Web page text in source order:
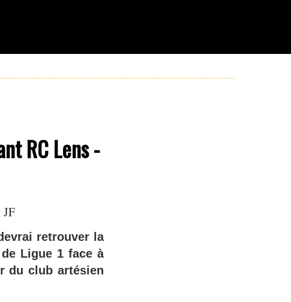
RC Lens -
retrouver la
Ligue 1 face à
du club artésien